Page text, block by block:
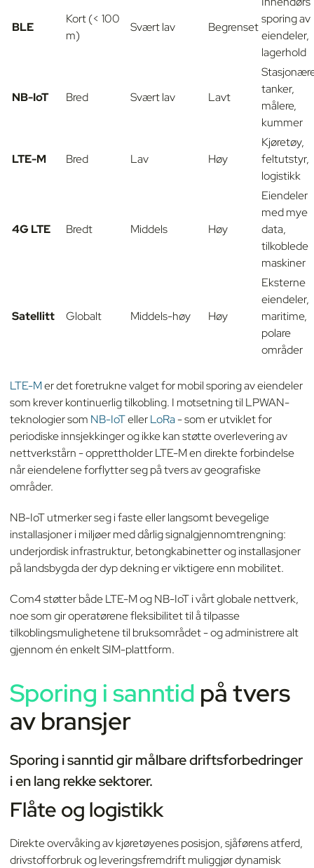
BLE
Kort (< 100
m)
Svært lav Begrenset
sporing av
eiendeler,
lagerhold
NB-IoT Bred Svært lav Lavt
tanker,
målere,
kummer
LTE-M Bred Lav Høy
Kjøretøy,
feltutstyr,
logistikk
4G LTE Bredt Middels Høy
Eiendeler
med mye
data,
tilkoblede
maskiner
Satellitt Globalt Middels-høy Høy
Eksterne
eiendeler,
maritime,
polare
områder
LTE-Mer det foretrukne valget for mobil sporing av eiendeler
som krever kontinuerlig tilkobling. I motsetning til LPWAN-
teknologier som NB-IoTellerLoRa- som er utviklet for
periodiske innsjekkinger og ikke kan støtte overlevering av
nettverkstårn - opprettholder LTE-M en direkte forbindelse
når eiendelene forflytter seg på tvers av geografiske
områder.
NB-IoT utmerker seg i faste eller langsomt bevegelige
installasjoner i miljøer med dårlig signalgjennomtrengning:
underjordisk infrastruktur, betongkabinetter og installasjoner
på landsbygda der dyp dekning er viktigere enn mobilitet.
Com4 støtter både LTE-M og NB-IoT i vårt globale nettverk,
noe som gir operatørene fleksibilitet til å tilpasse
tilkoblingsmulighetene til bruksområdet - og administrere alt
gjennom én enkelt SIM-plattform.
Sporing i sanntid på tvers
av bransjer
Sporing i sanntid gir målbare driftsforbedringer
i en lang rekke sektorer.
Flåte og logistikk
Direkte overvåking av kjøretøyenes posisjon, sjåførens atferd,
drivstofforbruk og leveringsfremdrift muliggjør dynamisk